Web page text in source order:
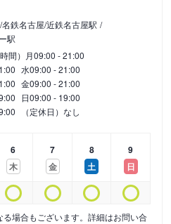
鉄名古屋/近鉄名古屋駅
駅
間） 月09:00 - 21:00
水09:00 - 21:00
金09:00 - 21:00
日09:00 - 19:00
（定休日）なし
6
木
7
金
8
土
9
日
場合もございます。詳細はお問い合